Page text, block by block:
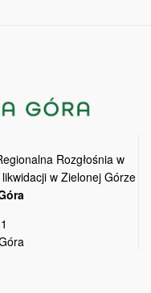
Rozgłośnia w
w Zielonej Górze